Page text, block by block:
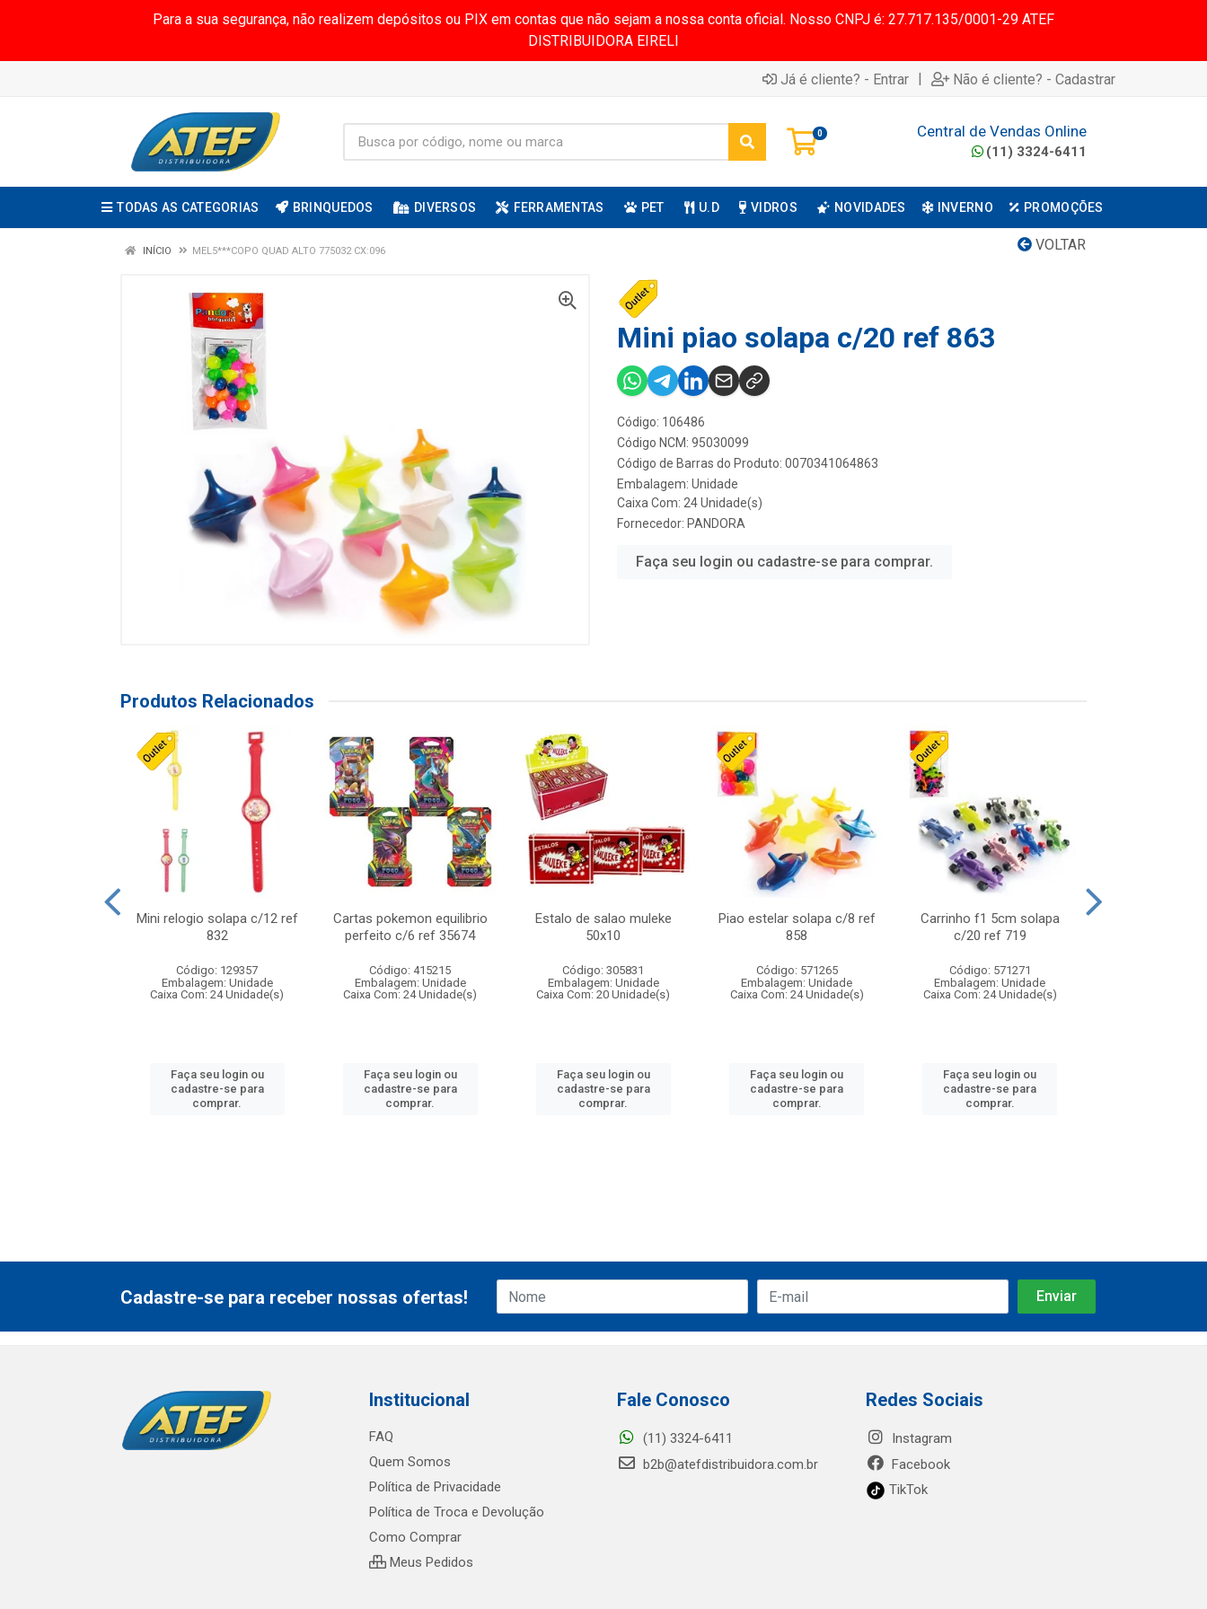
Para a sua segurança, não realizem depósitos ou PIX em contas que não sejam a nossa conta oficial. Nosso CNPJ é: 27.717.135/0001-29 ATEF
DISTRIBUIDORA EIRELI
Já é cliente? - Entrar | Não é cliente? - Cadastrar
0 Central de Vendas Online
(11) 3324-6411
TODAS AS CATEGORIAS BRINQUEDOS DIVERSOS FERRAMENTAS PET U.D VIDROS NOVIDADES INVERNO PROMOÇÕES
VOLTAR
INÍCIO MEL5***COPO QUAD ALTO 775032 CX:096
Mini piao solapa c/20 ref 863
Código: 106486
Código NCM: 95030099
Código de Barras do Produto: 0070341064863
Embalagem: Unidade
Caixa Com: 24 Unidade(s)
Fornecedor: PANDORA
Faça seu login ou cadastre-se para comprar.
Produtos Relacionados
Mini relogio solapa c/12 ref
832
Código: 129357
Embalagem: Unidade
Caixa Com: 24 Unidade(s)
Faça seu login ou
cadastre-se para
comprar.
Cartas pokemon equilibrio
perfeito c/6 ref 35674
Código: 415215
Embalagem: Unidade
Caixa Com: 24 Unidade(s)
Faça seu login ou
cadastre-se para
comprar.
Estalo de salao muleke
50x10
Código: 305831
Embalagem: Unidade
Caixa Com: 20 Unidade(s)
Faça seu login ou
cadastre-se para
comprar.
Piao estelar solapa c/8 ref
858
Código: 571265
Embalagem: Unidade
Caixa Com: 24 Unidade(s)
Faça seu login ou
cadastre-se para
comprar.
Carrinho f1 5cm solapa
c/20 ref 719
Código: 571271
Embalagem: Unidade
Caixa Com: 24 Unidade(s)
Faça seu login ou
cadastre-se para
comprar.
Cadastre-se para receber nossas ofertas!
Institucional
FAQ
Quem Somos
Política de Privacidade
Política de Troca e Devolução
Como Comprar
Meus Pedidos
Fale Conosco
(11) 3324-6411
b2b@atefdistribuidora.com.br
Redes Sociais
Instagram
Facebook
TikTok